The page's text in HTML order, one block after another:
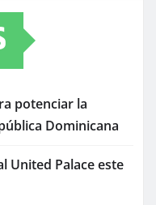
potenciar la
Dominicana
United Palace este